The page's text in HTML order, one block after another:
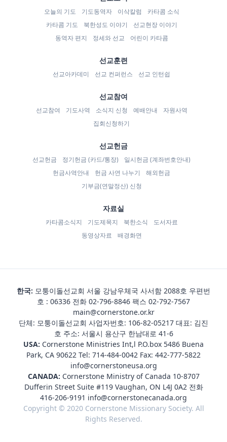
오늘의 기도 기도동역자 이삭칼럼
카타콤 소식
카타콤 기도
북한성도 이야기
선교현장 이야기
동역자 편지
정세와 선교 어린이 카타콤
선교훈련
선교아카데미 선교 컨퍼런스 선교 인턴쉽
선교참여
선교참여 기도사역 소식지 신청 예배안내
자원사역
집회신청하기
선교헌금
선교헌금 정기헌금 (카드/통장)
일시헌금 (계좌번호안내)
헌금사역안내
헌금 사연 나누기
해외헌금
기부금(연말정산) 신청
자료실
카타콤소식지 기도제목지 북한소식
도서자료
동영상자료
배경화면
한국: 모퉁이돌선교회 서울 강남우체국 사서함 2088호 우편번
호 : 06336 전화 02-796-8846 팩스 02-792-7567
main@cornerstone.or.kr
단체: 모퉁이돌선교회 사업자번호: 106-82-05217 대표: 김진
호 주소: 서울시 용산구 한남대로 41-6
USA: Cornerstone Ministries Int,l P.O.box 5486 Buena
Park, CA 90622 Tel: 714-484-0042 Fax: 442-777-5822
info@cornerstoneusa.org
CANADA: Cornerstone Ministry of Canada 10-8707
Dufferin Street Suite #119 Vaughan, ON L4J 0A2 전화
416-206-9191 info@cornerstonecanada.org
Copyright © 2020 Cornerstone Missionary Society. All
Rights Reserved.